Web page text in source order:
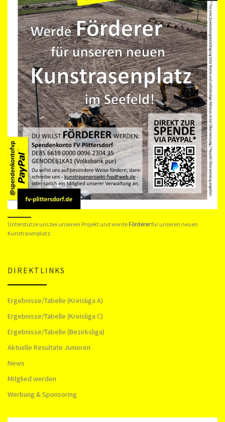
Unterstütze uns bei unserem Projekt und werde Fördererfür unseren neuen
Kunstrasenplatz.
DIREKTLINKS
Ergebnisse/Tabelle (Kreisliga A)
Ergebnisse/Tabelle (Kreisliga C)
Ergebnisse/Tabelle (Bezirksliga)
Aktuelle Resultate Junioren
News
Mitglied werden
Werbung & Sponsoring